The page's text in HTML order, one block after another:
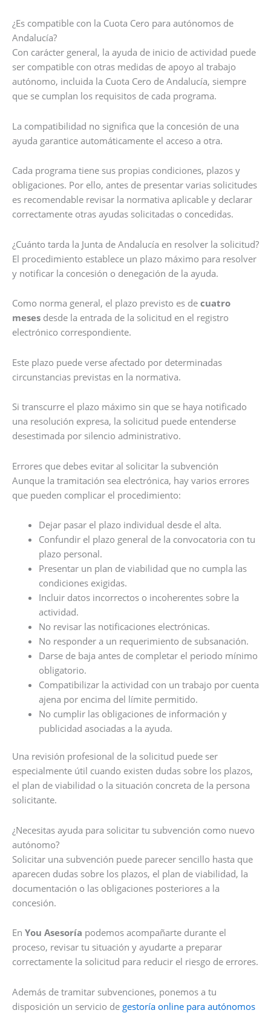
¿Es compatible con la Cuota Cero para autónomos de
Andalucía?
Con carácter general, la ayuda de inicio de actividad puede
ser compatible con otras medidas de apoyo al trabajo
autónomo, incluida la Cuota Cero de Andalucía, siempre
que se cumplan los requisitos de cada programa.
La compatibilidad no significa que la concesión de una
ayuda garantice automáticamente el acceso a otra.
Cada programa tiene sus propias condiciones, plazos y
obligaciones. Por ello, antes de presentar varias solicitudes
es recomendable revisar la normativa aplicable y declarar
correctamente otras ayudas solicitadas o concedidas.
¿Cuánto tarda la Junta de Andalucía en resolver la solicitud?
El procedimiento establece un plazo máximo para resolver
y notificar la concesión o denegación de la ayuda.
Como norma general, el plazo previsto es de cuatro
meses desde la entrada de la solicitud en el registro
electrónico correspondiente.
Este plazo puede verse afectado por determinadas
circunstancias previstas en la normativa.
Si transcurre el plazo máximo sin que se haya notificado
una resolución expresa, la solicitud puede entenderse
desestimada por silencio administrativo.
Errores que debes evitar al solicitar la subvención
Aunque la tramitación sea electrónica, hay varios errores
que pueden complicar el procedimiento:
Dejar pasar el plazo individual desde el alta.
Confundir el plazo general de la convocatoria con tu
plazo personal.
Presentar un plan de viabilidad que no cumpla las
condiciones exigidas.
Incluir datos incorrectos o incoherentes sobre la
actividad.
No revisar las notificaciones electrónicas.
No responder a un requerimiento de subsanación.
Darse de baja antes de completar el periodo mínimo
obligatorio.
Compatibilizar la actividad con un trabajo por cuenta
ajena por encima del límite permitido.
No cumplir las obligaciones de información y
publicidad asociadas a la ayuda.
Una revisión profesional de la solicitud puede ser
especialmente útil cuando existen dudas sobre los plazos,
el plan de viabilidad o la situación concreta de la persona
solicitante.
¿Necesitas ayuda para solicitar tu subvención como nuevo
autónomo?
Solicitar una subvención puede parecer sencillo hasta que
aparecen dudas sobre los plazos, el plan de viabilidad, la
documentación o las obligaciones posteriores a la
concesión.
En You Asesoría podemos acompañarte durante el
proceso, revisar tu situación y ayudarte a preparar
correctamente la solicitud para reducir el riesgo de errores.
Además de tramitar subvenciones, ponemos a tu
disposición un servicio de gestoría online para autónomos